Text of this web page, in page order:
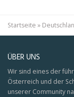
Startseite »
ÜBER UNS
Wir sind eines der
Österreich und der
unserer Community